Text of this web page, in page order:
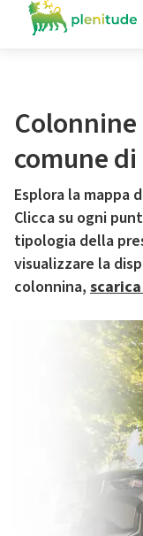
comune
Esplora la mappa
Clicca su ogni
tipologia della
visualizzare la
colonnina,